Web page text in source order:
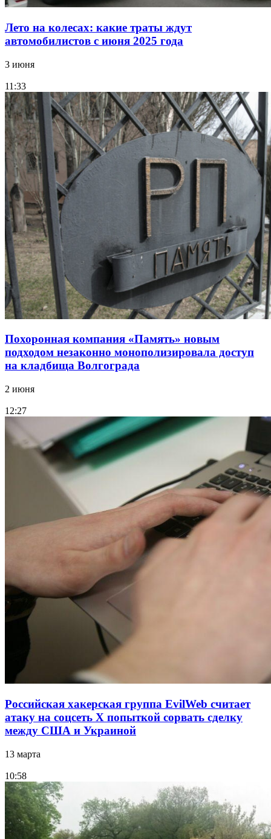
Лето на колесах: какие траты ждут
автомобилистов с июня 2025 года
3 июня
11:33
Похоронная компания «Память» новым
подходом незаконно монополизировала доступ
на кладбища Волгограда
2 июня
12:27
Российская хакерская группа EvilWeb считает
атаку на соцсеть Х попыткой сорвать сделку
между США и Украиной
13 марта
10:58